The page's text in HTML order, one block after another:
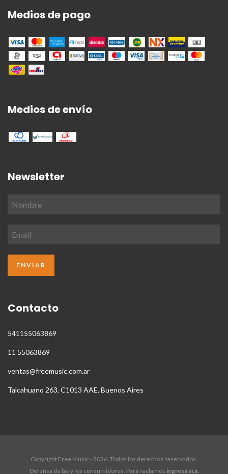
Medios de pago
Medios de envío
Newsletter
Contacto
541155063869
11 55063869
ventas@freemusic.com.ar
Talcahuano 263, C1013 AAE, Buenos Aires
Copyright Free Music - 2026. Todos los derechos reservados.
Defensa de las y los consumidores. Para reclamos ingresá acá.